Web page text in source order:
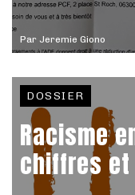
Par Jeremie Giono
DOSSIER
Racisme
chiffres